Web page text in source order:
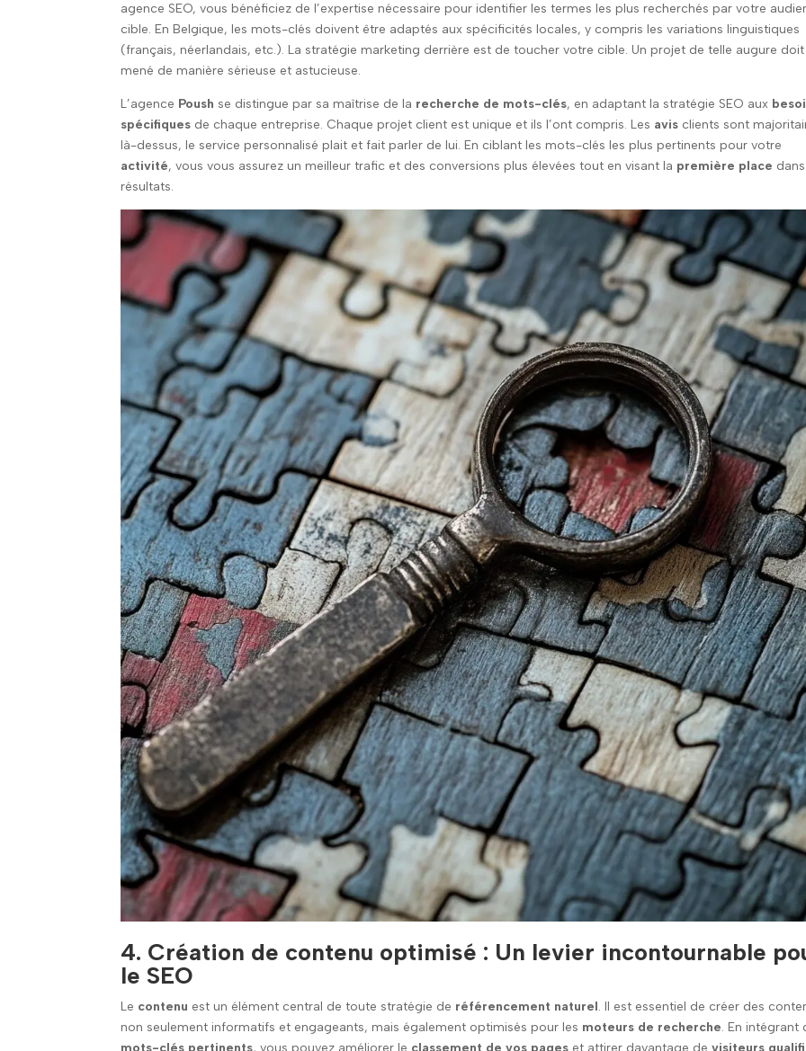
agence SEO, vous bénéficiez de l’expertise nécessaire pour identifier les termes les plus recherchés par votre
cible. En Belgique, les mots-clés doivent être adaptés aux spécificités locales, y compris les variations linguistiques
(français, néerlandais, etc.). La stratégie marketing derrière est de toucher votre cible. Un projet de telle augure
mené de manière sérieuse et astucieuse.
L’agence Poush se distingue par sa maîtrise de la recherche de mots-clés, en adaptant la stratégie SEO aux
spécifiques de chaque entreprise. Chaque projet client est unique et ils l’ont compris. Les avis clients sont
là-dessus, le service personnalisé plait et fait parler de lui. En ciblant les mots-clés les plus pertinents pour votre
activité, vous vous assurez un meilleur trafic et des conversions plus élevées tout en visant la première place
résultats.
4. Création de contenu optimisé : Un levier incontournable
le SEO
Le contenu est un élément central de toute stratégie de référencement naturel. Il est essentiel de créer des
non seulement informatifs et engageants, mais également optimisés pour les moteurs de recherche. En intégrant
mots-clés pertinents, vous pouvez améliorer le classement de vos pages et attirer davantage de visiteurs